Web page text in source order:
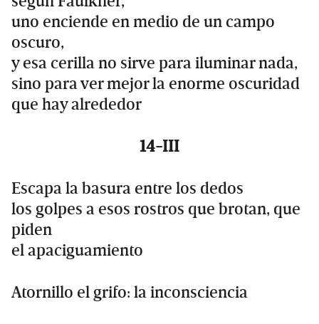
uno enciende en medio de un campo
oscuro,
y esa cerilla no sirve para iluminar nada,
sino para ver mejor la enorme oscuridad
que hay alrededor
14-III
Escapa la basura entre los dedos
los golpes a esos rostros que brotan, que
piden
el apaciguamiento
Atornillo el grifo: la inconsciencia